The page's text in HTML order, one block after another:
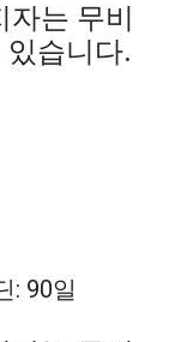
는 무비
습니다.
: 90일